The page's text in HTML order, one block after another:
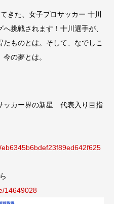
きた、女子プロサッカー 十川
挑戦されます！十川選手が、
ものとは。そして、なでしこ
の夢とは。
ッカー界の新星 代表入り目指
14649028